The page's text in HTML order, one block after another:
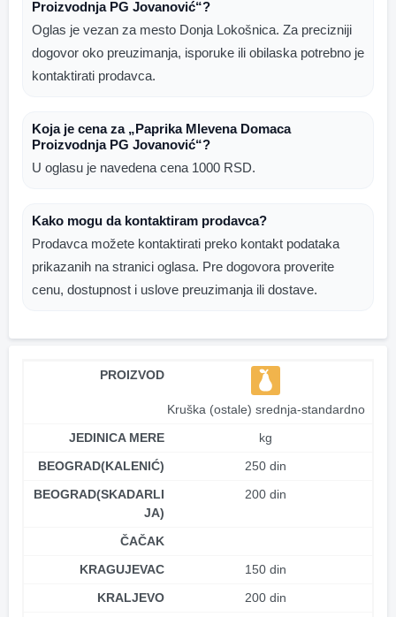
Proizvodnja PG Jovanović“?
Oglas je vezan za mesto Donja Lokošnica. Za precizniji
dogovor oko preuzimanja, isporuke ili obilaska potrebno je
kontaktirati prodavca.
Koja je cena za „Paprika Mlevena Domaca
Proizvodnja PG Jovanović“?
U oglasu je navedena cena 1000 RSD.
Kako mogu da kontaktiram prodavca?
Prodavca možete kontaktirati preko kontakt podataka
prikazanih na stranici oglasa. Pre dogovora proverite
cenu, dostupnost i uslove preuzimanja ili dostave.
PROIZVOD
Kruška (ostale) srednja-standardno
JEDINICA MERE
kg
BEOGRAD(KALENIĆ)
250 din
BEOGRAD(SKADARLI
JA)
200 din
ČAČAK
KRAGUJEVAC
150 din
KRALJEVO
200 din